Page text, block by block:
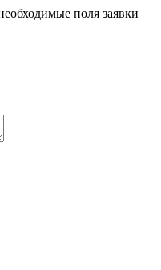
поля заявки